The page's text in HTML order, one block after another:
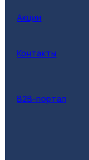
Акции
Контакты
B2B-портал